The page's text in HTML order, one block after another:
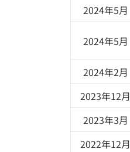
2024年5月
2024年5月
2024年2月
2023年12月
2023年3月
2022年12月